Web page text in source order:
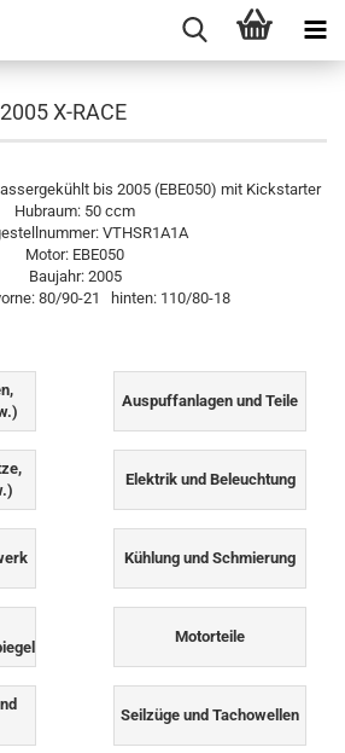
X-RACE
bis 2005 (EBE050) mit Kickstarter
Hubraum: 50 ccm
VTHSR1A1A
Motor: EBE050
Baujahr: 2005
80/90-21 hinten: 110/80-18
Auspuffanlagen und Teile
Elektrik und Beleuchtung
Kühlung und Schmierung
Motorteile
Seilzüge und Tachowellen